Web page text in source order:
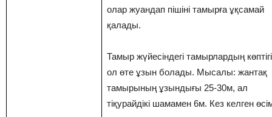
олар жуандап пішіні тамырға ұқсамай
қалады.
Тамыр жүйесіндегі тамырлардың
ол өте ұзын болады. Мысалы: жантақ
тамырының ұзындығы 25-30м, ал
тіқурайдікі шамамен 6м. Кез келген